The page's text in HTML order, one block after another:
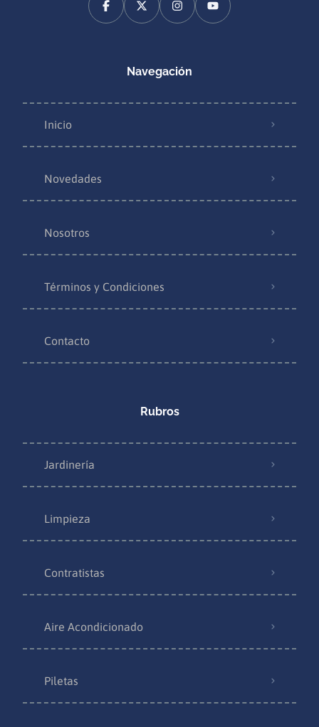
Navegación
Inicio
Novedades
Nosotros
Términos y Condiciones
Contacto
Rubros
Jardinería
Limpieza
Contratistas
Aire Acondicionado
Piletas